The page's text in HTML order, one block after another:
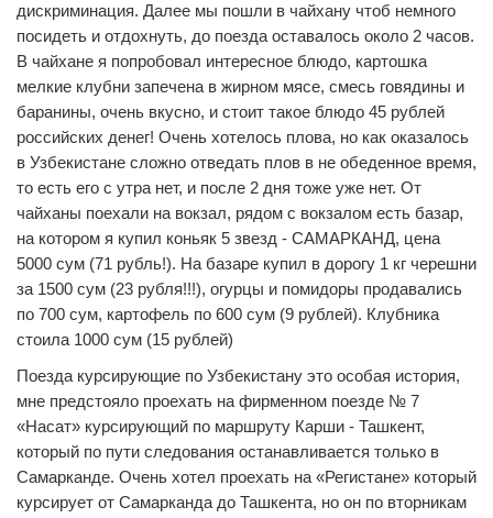
дискриминация. Далее мы пошли в чайхану чтоб немного
посидеть и отдохнуть, до поезда оставалось около 2 часов.
В чайхане я попробовал интересное блюдо, картошка
мелкие клубни запечена в жирном мясе, смесь говядины и
баранины, очень вкусно, и стоит такое блюдо 45 рублей
российских денег! Очень хотелось плова, но как оказалось
в Узбекистане сложно отведать плов в не обеденное время,
то есть его с утра нет, и после 2 дня тоже уже нет. От
чайханы поехали на вокзал, рядом с вокзалом есть базар,
на котором я купил коньяк 5 звезд - САМАРКАНД, цена
5000 сум (71 рубль!). На базаре купил в дорогу 1 кг черешни
за 1500 сум (23 рубля!!!), огурцы и помидоры продавались
по 700 сум, картофель по 600 сум (9 рублей). Клубника
стоила 1000 сум (15 рублей)
Поезда курсирующие по Узбекистану это особая история,
мне предстояло проехать на фирменном поезде № 7
«Насат» курсирующий по маршруту Карши - Ташкент,
который по пути следования останавливается только в
Самарканде. Очень хотел проехать на «Регистане» который
курсирует от Самарканда до Ташкента, но он по вторникам